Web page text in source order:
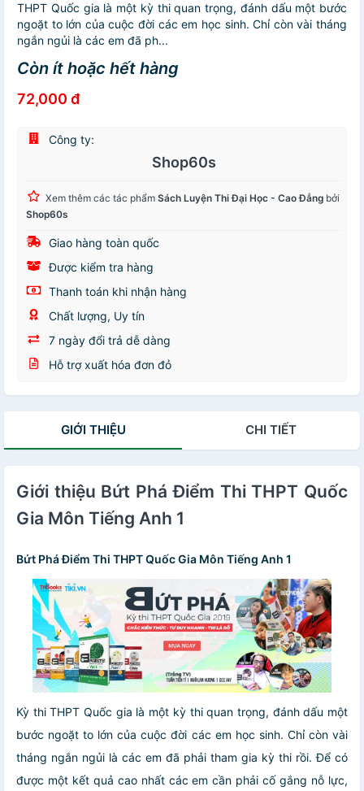
THPT Quốc gia là một kỳ thi quan trọng, đánh dấu một bước
ngoặt to lớn của cuộc đời các em học sinh. Chỉ còn vài tháng
ngắn ngủi là các em đã ph...
Còn ít hoặc hết hàng
72,000 đ
Công ty:
Shop60s
Xem thêm các tác phẩm Sách Luyện Thi Đại Học - Cao Đẳng bởi
Shop60s
Giao hàng toàn quốc
Được kiểm tra hàng
Thanh toán khi nhận hàng
Chất lượng, Uy tín
7 ngày đổi trả dễ dàng
Hỗ trợ xuất hóa đơn đỏ
GIỚI THIỆU CHI TIẾT
Giới thiệu Bứt Phá Điểm Thi THPT Quốc
Gia Môn Tiếng Anh 1
Bứt Phá Điểm Thi THPTQuốc Gia Môn Tiếng Anh 1
Kỳ thi THPT Quốc gia là một kỳ thi quan trọng, đánh dấu một
bước ngoặt to lớn của cuộc đời các em học sinh. Chỉ còn vài
tháng ngắn ngủi là các em đã phải tham gia kỳ thi rồi. Để có
được một kết quả cao nhất các em cần phải cố gắng nỗ lực,